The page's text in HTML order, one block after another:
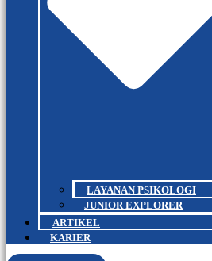
LAYANAN PSIKOLOGI
JUNIOR EXPLORER
ARTIKEL
KARIER